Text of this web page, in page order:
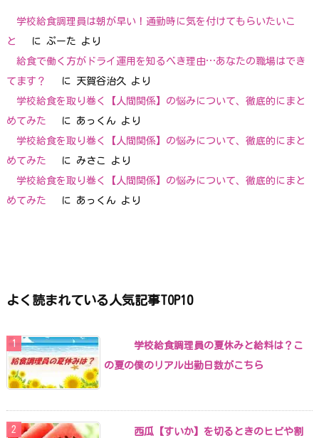
学校給食調理員は朝が早い！通勤時に気を付けてもらいたいこ
と
に ぷーた より
給食で働く方がドライ運用を知るべき理由…あなたの職場はでき
てます？
に 天賀谷治久 より
学校給食を取り巻く【人間関係】の悩みについて、徹底的にまと
めてみた
に あっくん より
学校給食を取り巻く【人間関係】の悩みについて、徹底的にまと
めてみた
に みさこ
より
学校給食を取り巻く【人間関係】の悩みについて、徹底的にまと
めてみた
に あっくん より
よく読まれている人気記事TOP10
学校給食調理員の夏休みと給料は？こ
の夏の僕のリアル出勤日数がこちら
西瓜【すいか】を切るときのヒビや割